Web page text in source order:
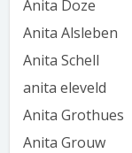
Anita Doze
Anita Alsleben
Anita Schell
anita eleveld
Anita Grothues
Anita Grouw